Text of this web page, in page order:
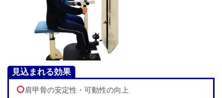
見込まれる効果
肩甲骨の安定性・可動性の向上